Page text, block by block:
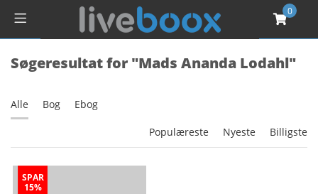
0
Søgeresultat for "Mads Ananda Lodahl"
Alle Bog Ebog
Populæreste Nyeste Billigste
SPAR
15%